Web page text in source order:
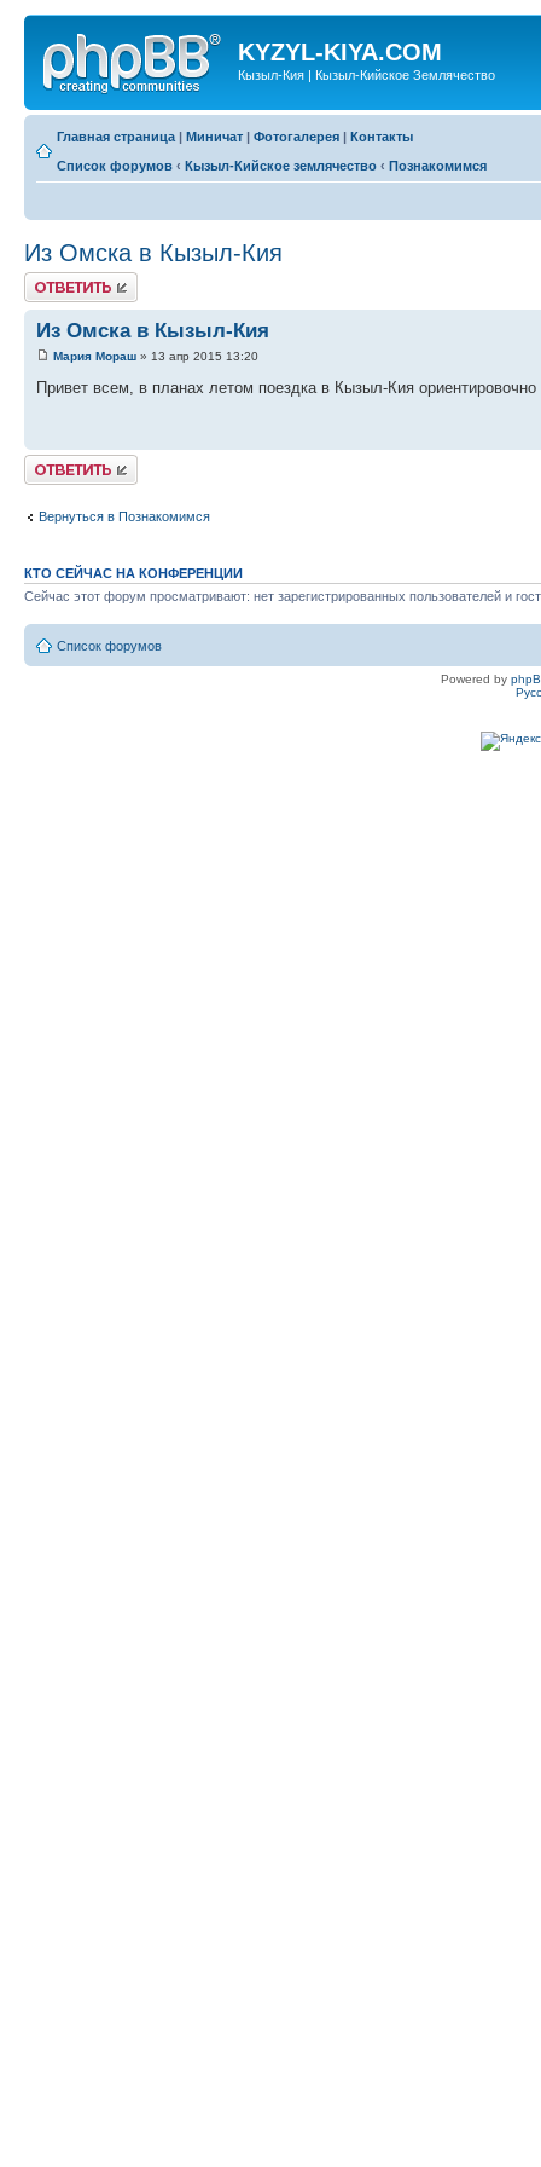
KYZYL-KIYA.COM
Кызыл-Кия | Кызыл-Кийское Землячество
Главная страница | Миничат | Фотогалерея | Контакты
Список форумов ‹ Кызыл-Кийское землячество ‹ Познакомимся
Из Омска в Кызыл-Кия
Ответить
Из Омска в Кызыл-Кия
Мария Мораш » 13 апр 2015 13:20
Привет всем, в планах летом поездка в Кызыл-Кия
Ответить
Вернуться в Познакомимся
КТО СЕЙЧАС НА КОНФЕРЕНЦИИ
Сейчас этот форум просматривают: нет зарегистрированных пользователей и
Список форумов
Powered by